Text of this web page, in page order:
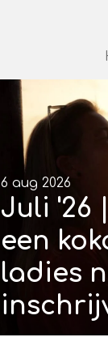
Juli '26
een
ladies
6 aug 2026